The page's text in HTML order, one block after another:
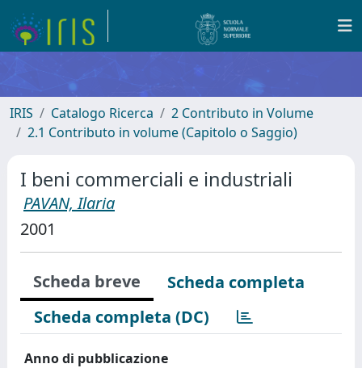
IRIS Catalogo Ricerca
2 Contributo in Volume
2.1 Contributo in volume (Capitolo o Saggio)
I beni commerciali e industriali
PAVAN, Ilaria
2001
Scheda breve
Scheda completa
Scheda completa (DC)
Anno di pubblicazione